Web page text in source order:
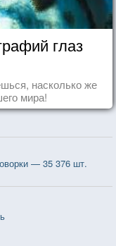
глаз
насколько же
мира!
— 35 376 шт.